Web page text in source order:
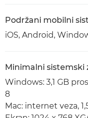
Podržani mobilni
iOS, Android,
Minimalni sistemski
Windows: 3,1 GB
8
Mac: internet veza,